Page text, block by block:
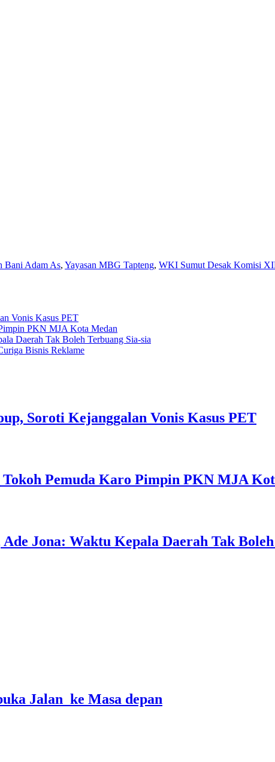
Bani Adam As, Yayasan MBG Tapteng, WKI Sumut Desak Komisi
Vonis Kasus PET
PKN MJA Kota Medan
Daerah Tak Boleh Terbuang Sia-sia
Bisnis Reklame
Soroti Kejanggalan Vonis Kasus PET
Pemuda Karo Pimpin PKN MJA
Jona: Waktu Kepala Daerah Tak
Jalan ke Masa depan